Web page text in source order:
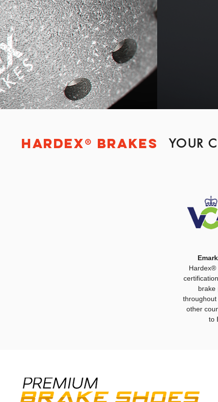
Hardex® BRAKES YOUR
Hardex®
brake
other
to